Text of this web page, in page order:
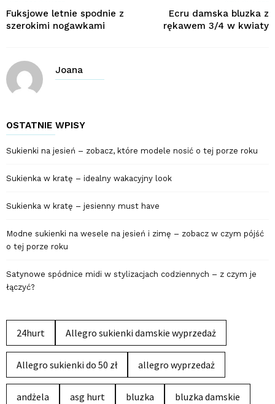
Fuksjowe letnie spodnie z
szerokimi nogawkami
Ecru damska bluzka z
rękawem 3/4 w kwiaty
Joana
OSTATNIE WPISY
Sukienki na jesień – zobacz, które modele nosić o tej porze roku
Sukienka w kratę – idealny wakacyjny look
Sukienka w kratę – jesienny must have
Modne sukienki na wesele na jesień i zimę – zobacz w czym pójść
o tej porze roku
Satynowe spódnice midi w stylizacjach codziennych – z czym je
łączyć?
24hurt Allegro sukienki damskie wyprzedaż
Allegro sukienki do 50 zł allegro wyprzedaż
andżela asg hurt bluzka bluzka damskie